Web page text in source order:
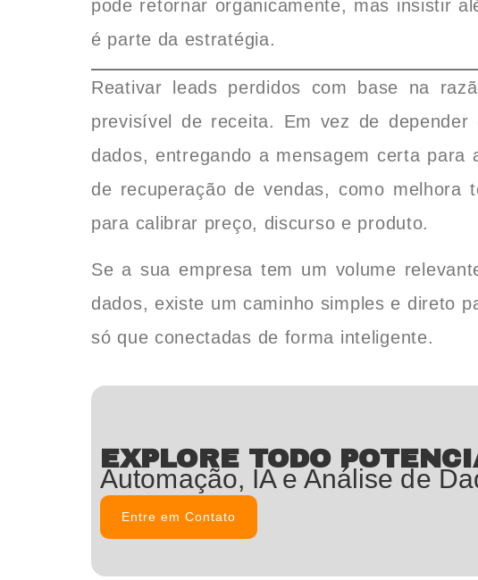
pode retornar organicamente, mas insistir
é parte da estratégia.
Reativar leads perdidos com base na
previsível de receita. Em vez de
dados, entregando a mensagem certa
de recuperação de vendas, como melhora
para calibrar preço, discurso e produto.
Se a sua empresa tem um volume
dados, existe um caminho simples e direto
só que conectadas de forma inteligente.
EXPLORE TODO
Automação, IA e Análise de
Entre em Contato